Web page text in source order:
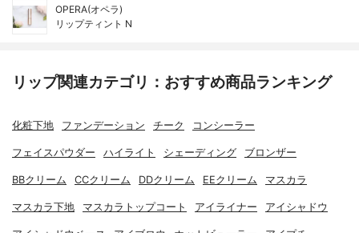
OPERA(オペラ)
リップティント N
リップ関連カテゴリ：おすすめ商品ランキング
化粧下地 ファンデーション チーク コンシーラー
フェイスパウダー ハイライト シェーディング ブロンザー
BBクリーム CCクリーム DDクリーム EEクリーム マスカラ
マスカラ下地 マスカラトップコート アイライナー アイシャドウ